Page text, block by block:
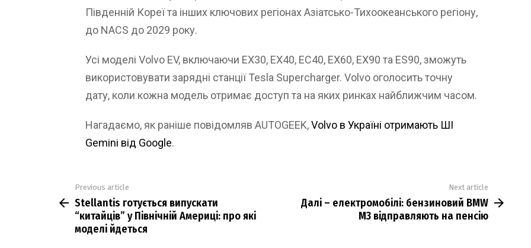
Південній Кореї та інших ключових регіонах Азіатсько-Тихоокеанського регіону,
до NACS до 2029 року.
Усі моделі Volvo EV, включаючи EX30, EX40, EC40, EX60, EX90 та ES90, зможуть
використовувати зарядні станції Tesla Supercharger. Volvo оголосить точну
дату, коли кожна модель отримає доступ та на яких ринках найближчим часом.
Нагадаємо, як раніше повідомляв AUTOGEEK,Volvo в Україні отримають ШІ
Gemini від Google.
more
Previous article
Stellantis готується випускати
“китайців” у Північній Америці: про які
моделі йдеться
Next article
Далі – електромобілі: бензиновий BMW
M3 відправляють на пенсію